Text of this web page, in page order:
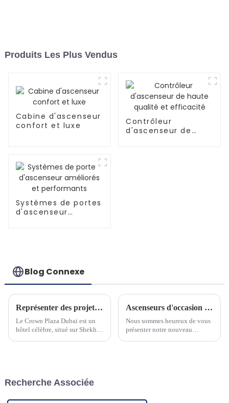
Produits Les Plus Vendus
Cabine d'ascenseur
confort et luxe
Contrôleur
d'ascenseur de
Systèmes de portes
d'ascenseur
Blog Connexe
Représenter des projets à Dubaï
Le Crown Plaza Dubai est un
hôtel célèbre, situé sur Shekh
Ascenseurs d'occasion pour villa panoramique et sécurité
Nous sommes heureux de vous
présenter notre nouveau
Recherche Associée